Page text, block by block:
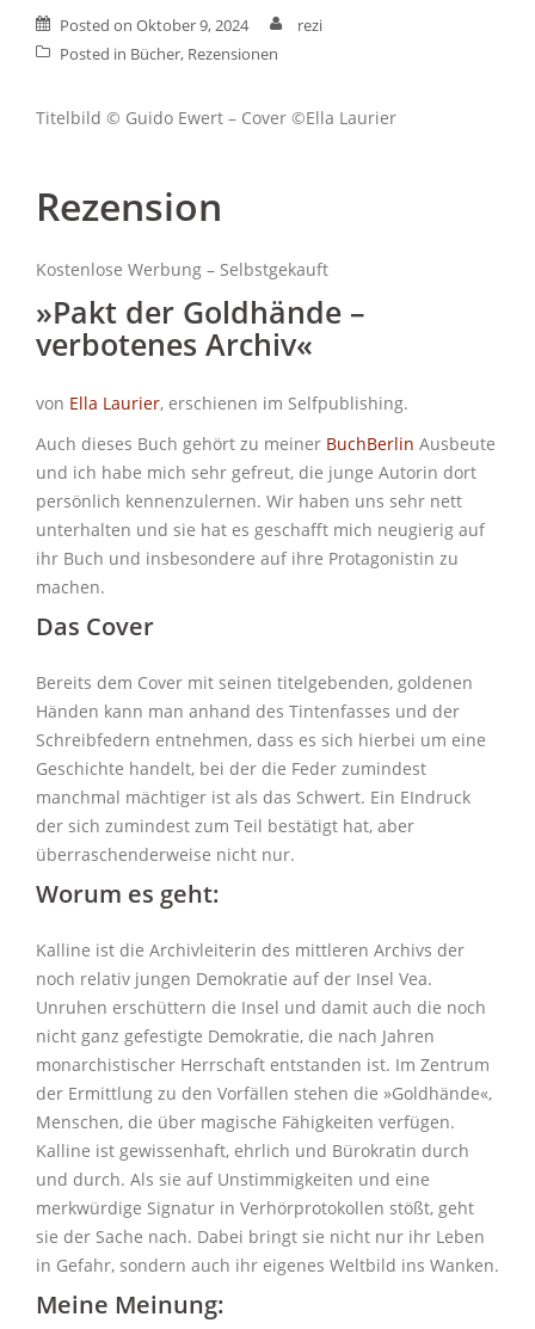
Posted on Oktober 9, 2024
rezi
Posted in Bücher, Rezensionen
Titelbild © Guido Ewert – Cover ©Ella Laurier
Rezension
Kostenlose Werbung – Selbstgekauft
»Pakt der Goldhände –
verbotenes Archiv«
von Ella Laurier, erschienen im Selfpublishing.
Auch dieses Buch gehört zu meiner BuchBerlin Ausbeute
und ich habe mich sehr gefreut, die junge Autorin dort
persönlich kennenzulernen. Wir haben uns sehr nett
unterhalten und sie hat es geschafft mich neugierig auf
ihr Buch und insbesondere auf ihre Protagonistin zu
machen.
Das Cover
Bereits dem Cover mit seinen titelgebenden, goldenen
Händen kann man anhand des Tintenfasses und der
Schreibfedern entnehmen, dass es sich hierbei um eine
Geschichte handelt, bei der die Feder zumindest
manchmal mächtiger ist als das Schwert. Ein EIndruck
der sich zumindest zum Teil bestätigt hat, aber
überraschenderweise nicht nur.
Worum es geht:
Kalline ist die Archivleiterin des mittleren Archivs der
noch relativ jungen Demokratie auf der Insel Vea.
Unruhen erschüttern die Insel und damit auch die noch
nicht ganz gefestigte Demokratie, die nach Jahren
monarchistischer Herrschaft entstanden ist. Im Zentrum
der Ermittlung zu den Vorfällen stehen die »Goldhände«,
Menschen, die über magische Fähigkeiten verfügen.
Kalline ist gewissenhaft, ehrlich und Bürokratin durch
und durch. Als sie auf Unstimmigkeiten und eine
merkwürdige Signatur in Verhörprotokollen stößt, geht
sie der Sache nach. Dabei bringt sie nicht nur ihr Leben
in Gefahr, sondern auch ihr eigenes Weltbild ins Wanken.
Meine Meinung: